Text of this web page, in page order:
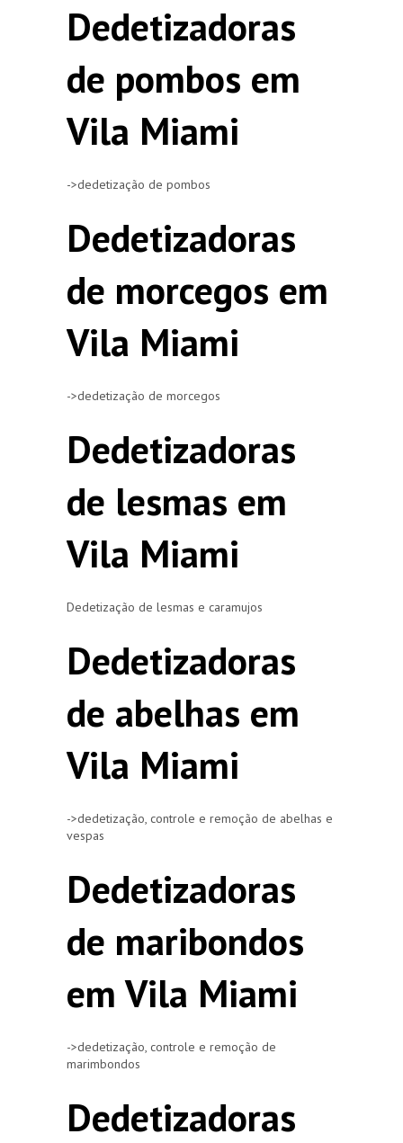
Dedetizadoras
de pombos em
Vila Miami
->dedetização de pombos
Dedetizadoras
de morcegos em
Vila Miami
->dedetização de morcegos
Dedetizadoras
de lesmas em
Vila Miami
Dedetização de lesmas e caramujos
Dedetizadoras
de abelhas em
Vila Miami
->dedetização, controle e remoção de abelhas e
vespas
Dedetizadoras
de maribondos
em Vila Miami
->dedetização, controle e remoção de
marimbondos
Dedetizadoras